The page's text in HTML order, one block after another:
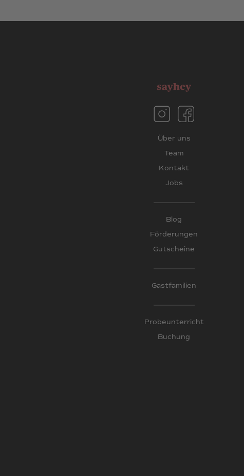
Über uns
Team
Kontakt
Jobs
Blog
Förderungen
Gutscheine
Gastfamilien
Probeunterricht
Buchung